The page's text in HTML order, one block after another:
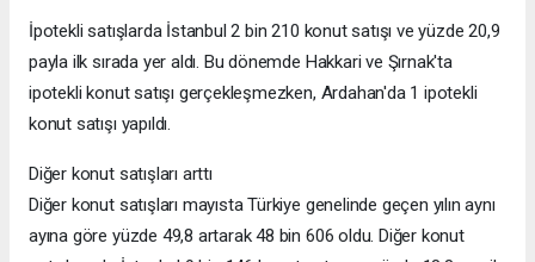
İpotekli satışlarda İstanbul 2 bin 210 konut satışı ve yüzde 20,9
payla ilk sırada yer aldı. Bu dönemde Hakkari ve Şırnak'ta
ipotekli konut satışı gerçekleşmezken, Ardahan'da 1 ipotekli
konut satışı yapıldı.
Diğer konut satışları arttı
Diğer konut satışları mayısta Türkiye genelinde geçen yılın aynı
ayına göre yüzde 49,8 artarak 48 bin 606 oldu. Diğer konut